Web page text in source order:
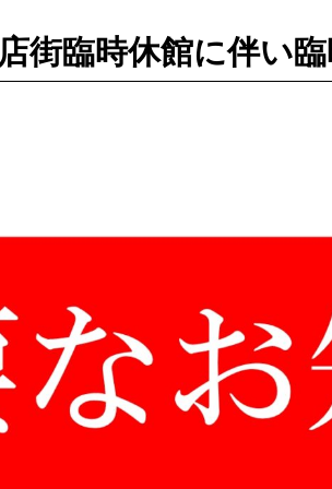
街臨時休館に伴い